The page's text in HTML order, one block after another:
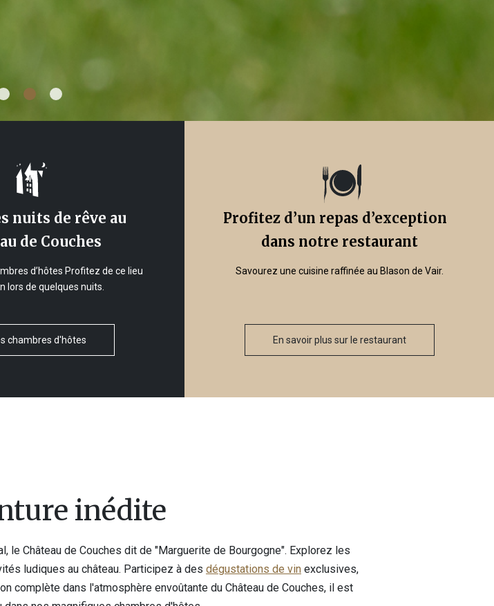
nuits de rêve au
de Couches
d’hôtes Profitez de ce lieu
lors de quelques nuits.
chambres d'hôtes
Profitez d’un repas d’exception
dans notre restaurant
Savourez une cuisine raffinée au Blason de Vair.
En savoir plus sur le restaurant
inédite
le Château de Couches dit de "Marguerite de Bourgogne". Explorez les
ludiques au château. Participez à des dégustations de vinexclusives,
complète dans l'atmosphère envoûtante du Château de Couches, il est